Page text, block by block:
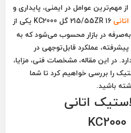
مهم‌ترین عوامل در ایمنی، پایداری و
اتانی 215/55ZR 16 گل KC2000
یکی از
در بازار محسوب می‌شود که به
عملکرد قابل‌توجهی در
در این مقاله، مشخصات فنی، مزایا،
را بررسی خواهیم کرد تا شما
باشید.
اتانی